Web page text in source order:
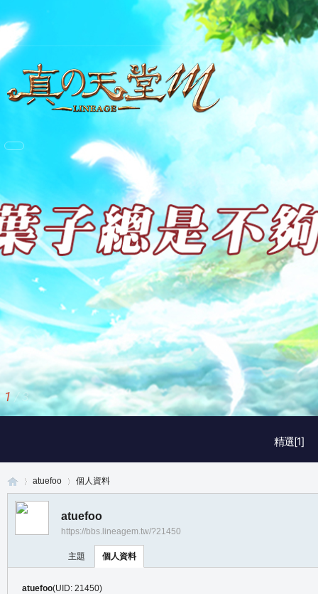
精選[1]
1 / 3
atuefoo 個人資料
atuefoo
https://bbs.lineagem.tw/?21450
主題 個人資料
atuefoo(UID: 21450)